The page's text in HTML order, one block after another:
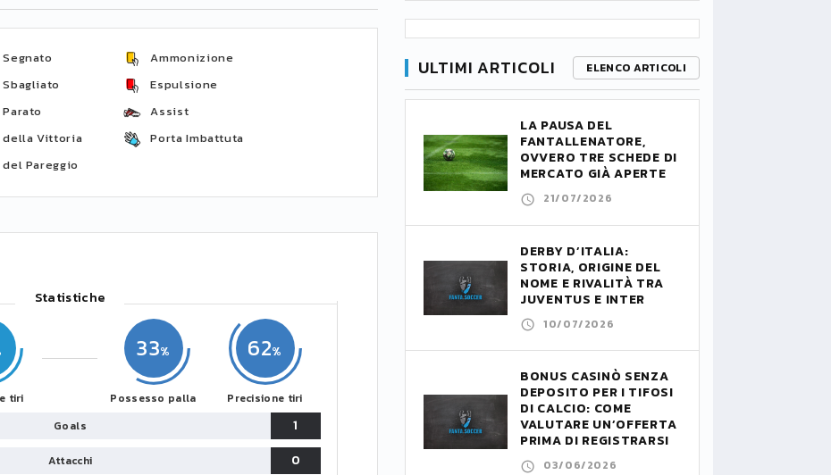
della Vittoria
Pareggio
Ammonizione
Espulsione
Assist
Porta Imbattuta
Statistiche
tiri
33
Possesso palla
62
Precisione tiri
Goals
1
Attacchi
0
ULTIMI ARTICOLI ELENCO ARTICOLI
LA PAUSA DEL
FANTALLENATORE,
OVVERO TRE SCHEDE DI
MERCATO GIÀ APERTE
21/07/2026
DERBY D’ITALIA:
STORIA, ORIGINE DEL
NOME E RIVALITÀ TRA
JUVENTUS E INTER
10/07/2026
BONUS CASINÒ SENZA
DEPOSITO PER I TIFOSI
DI CALCIO: COME
VALUTARE UN’OFFERTA
PRIMA DI REGISTRARSI
03/06/2026